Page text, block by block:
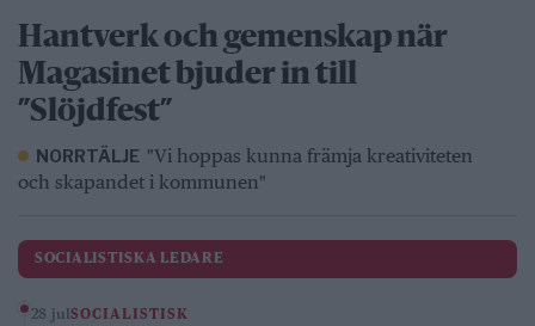
Hantverk och gemenskap när
Magasinet bjuder in till
”Slöjdfest”
NORRTÄLJE "Vi hoppas kunna främja kreativiteten
och skapandet i kommunen"
SOCIALISTISKA LEDARE
28 julSOCIALISTISK